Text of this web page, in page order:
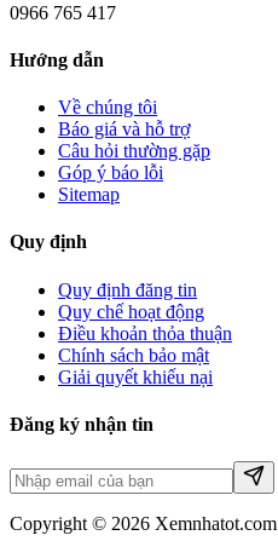
0966 765 417
Hướng dẫn
Về chúng tôi
Báo giá và hỗ trợ
Câu hỏi thường gặp
Góp ý báo lỗi
Sitemap
Quy định
Quy định đăng tin
Quy chế hoạt động
Điều khoản thỏa thuận
Chính sách bảo mật
Giải quyết khiếu nại
Đăng ký nhận tin
Copyright © 2026 Xemnhatot.com